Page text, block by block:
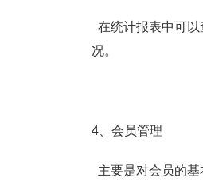
在统计报表中可
况。
4、会员管理
主要是对会员的